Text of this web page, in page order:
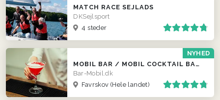
MATCH RACE SEJLADS
DKSejlsport
4 steder
NYHED
MOBIL BAR / MOBIL COCKTAIL BAR / FADØLS TRAILER
Bar-Mobil.dk
Favrskov (Hele landet)